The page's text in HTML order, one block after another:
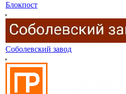
Блокпост
Соболевский завод